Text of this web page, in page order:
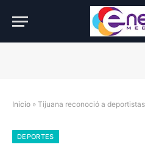
Inicio » Tijuana reconoció a deportistas
DEPORTES